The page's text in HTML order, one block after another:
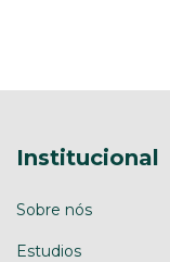
Institucional
Sobre nós
Estudios